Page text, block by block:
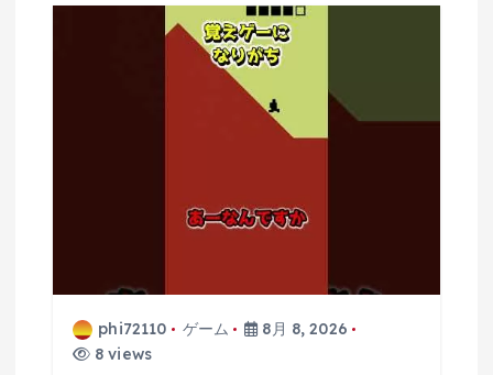
phi72110 ゲーム
8月 8, 2026
8 views